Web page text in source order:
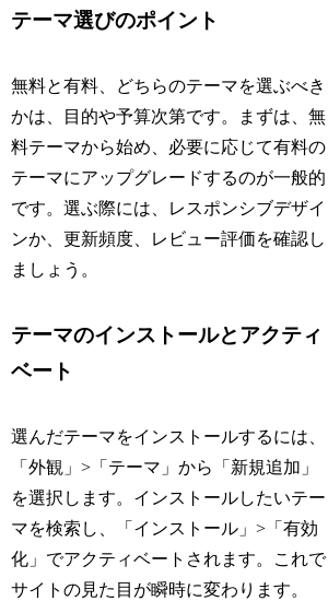
テーマ選びのポイント
無料と有料、どちらのテーマを選ぶべき
かは、目的や予算次第です。まずは、無
料テーマから始め、必要に応じて有料の
テーマにアップグレードするのが一般的
です。選ぶ際には、レスポンシブデザイ
ンか、更新頻度、レビュー評価を確認し
ましょう。
テーマのインストールとアクティ
ベート
選んだテーマをインストールするには、
「外観」>「テーマ」から「新規追加」
を選択します。インストールしたいテー
マを検索し、「インストール」>「有効
化」でアクティベートされます。これで
サイトの見た目が瞬時に変わります。